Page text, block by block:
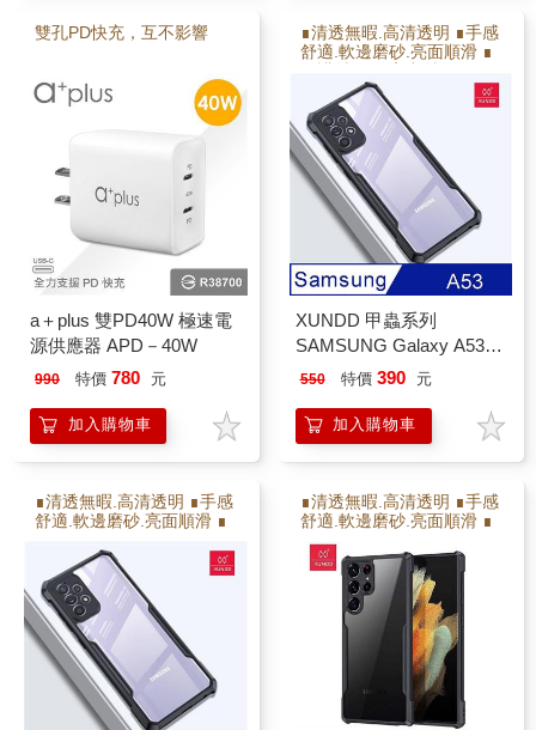
雙孔PD快充，互不影響
a＋plus 雙PD40W 極速電
源供應器 APD－40W
990 特價 780 元
加入購物車
∎清透無暇.高清透明 ∎手感
舒適.軟邊磨砂.亮面順滑 ∎
M ∎防撞耐摔.增加氣囊瓦
解充擊力 ∎軟硬雙倍保護
XUNDD 甲蟲系列
SAMSUNG Galaxy A53
防摔保護軟殼 炫酷黑
550 特價 390 元
加入購物車
∎清透無暇.高清透明 ∎手感
舒適.軟邊磨砂.亮面順滑 ∎
M ∎防撞耐摔.增加氣囊瓦
解充擊力 ∎軟硬雙倍保護
∎清透無暇.高清透明 ∎手感
舒適.軟邊磨砂.亮面順滑 ∎
保護射像頭.高出射像頭2M
M ∎防撞耐摔.增加氣囊瓦
解充擊力 ∎軟硬雙倍保護